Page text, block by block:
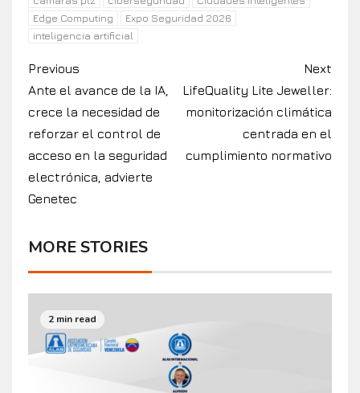
Edge Computing
Expo Seguridad 2026
inteligencia artificial
Previous
Ante el avance de la IA,
crece la necesidad de
reforzar el control de
acceso en la seguridad
electrónica, advierte
Genetec
Next
LifeQuality Lite Jeweller:
monitorización climática
centrada en el
cumplimiento normativo
MORE STORIES
2 min read